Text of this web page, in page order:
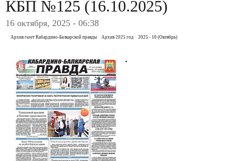
КБП №125 (16.10.2025)
16 октября, 2025 - 06:38
Архив газет Кабардино-Балкарской правды Архив 2025 год 2025 - 10 (Октябрь)
.